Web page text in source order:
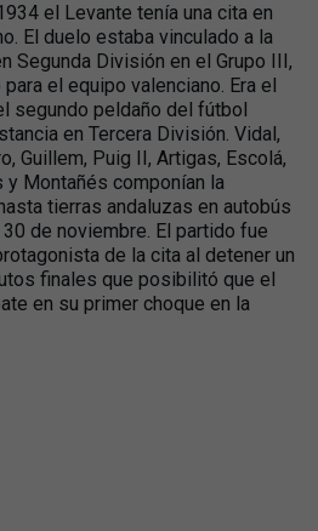
el Levante tenía una cita en
El duelo estaba vinculado a la
Segunda División en el Grupo III,
el equipo valenciano. Era el
segundo peldaño del fútbol
en Tercera División. Vidal,
Guillem, Puig II, Artigas, Escolá,
y Montañés componían la
tierras andaluzas en autobús
de noviembre. El partido fue
de la cita al detener un
finales que posibilitó que el
en su primer choque en la